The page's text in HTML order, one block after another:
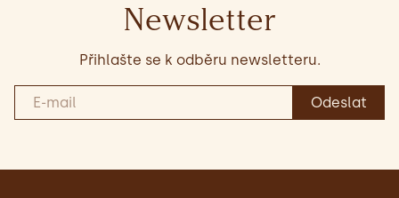
Newsletter
Přihlašte se k odběru newsletteru.